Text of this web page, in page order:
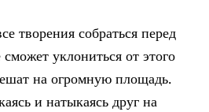
творения собраться перед
уклониться от этого
на огромную площадь.
и натыкаясь друг на